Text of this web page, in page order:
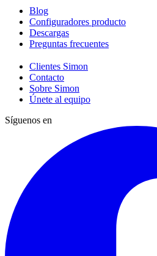
Blog
Configuradores producto
Descargas
Preguntas frecuentes
Clientes Simon
Contacto
Sobre Simon
Únete al equipo
Síguenos en